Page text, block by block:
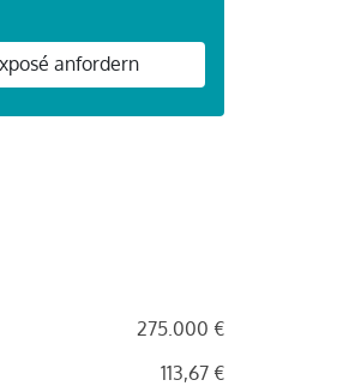
anfordern
275.000 €
113,67 €